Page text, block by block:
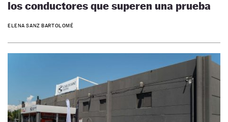
los conductores que superen una prueba
ELENA SANZ BARTOLOMÉ